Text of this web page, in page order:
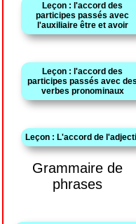
Leçon : l'accord des
participes passés avec
l'auxiliaire être et avoir
Leçon : l'accord des
participes passés avec des
verbes pronominaux
Leçon : L'accord de
Grammaire de
phrases